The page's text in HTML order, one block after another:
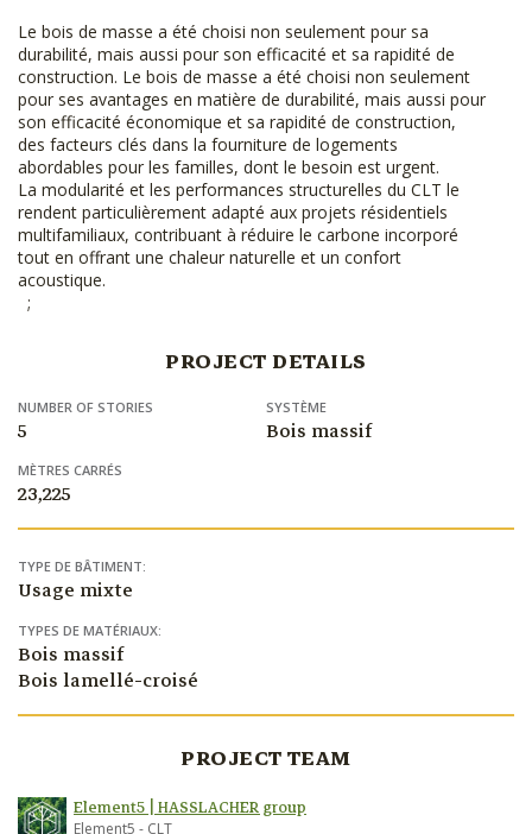
Le bois de masse a été choisi non seulement pour sa
durabilité, mais aussi pour son efficacité et sa rapidité de
construction. Le bois de masse a été choisi non seulement
pour ses avantages en matière de durabilité, mais aussi pour
son efficacité économique et sa rapidité de construction,
des facteurs clés dans la fourniture de logements
abordables pour les familles, dont le besoin est urgent.
La modularité et les performances structurelles du CLT le
rendent particulièrement adapté aux projets résidentiels
multifamiliaux, contribuant à réduire le carbone incorporé
tout en offrant une chaleur naturelle et un confort
acoustique.
;
PROJECT DETAILS
NUMBER OF STORIES
5
SYSTÈME
Bois massif
MÈTRES CARRÉS
23,225
TYPE DE BÂTIMENT:
Usage mixte
TYPES DE MATÉRIAUX:
Bois massif
Bois lamellé-croisé
PROJECT TEAM
Element5 | HASSLACHER group
Element5 - CLT